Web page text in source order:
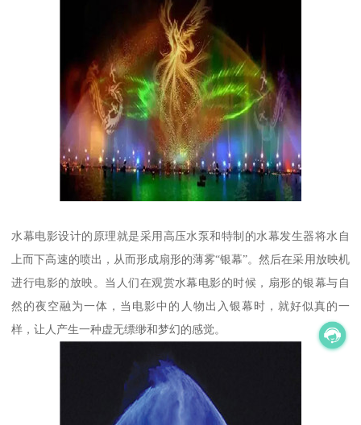
水幕电影设计的原理就是采用高压水泵和特制的水幕发生器将水自
上而下高速的喷出，从而形成扇形的薄雾“银幕”。然后在采用放映机
进行电影的放映。当人们在观赏水幕电影的时候，扇形的银幕与自
然的夜空融为一体，当电影中的人物出入银幕时，就好似真的一
样，让人产生一种虚无缥缈和梦幻的感觉。